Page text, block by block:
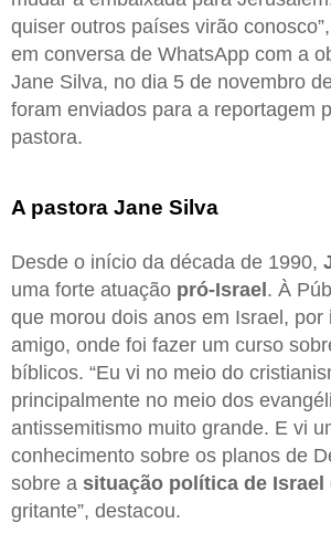
quiser outros países virão
em conversa de WhatsApp com a
Jane Silva, no dia 5 de novembro
foram enviados para a reportagem
pastora.
A pastora Jane Silva
Desde o início da década de 1990,
uma forte atuação pró-Israel . À
que morou dois anos em Israel, por
amigo, onde foi fazer um curso
bíblicos. “Eu vi no meio do
principalmente no meio dos
antissemitismo muito grande. E vi
conhecimento sobre os planos de
sobre a situação política de Israel
gritante”, destacou.